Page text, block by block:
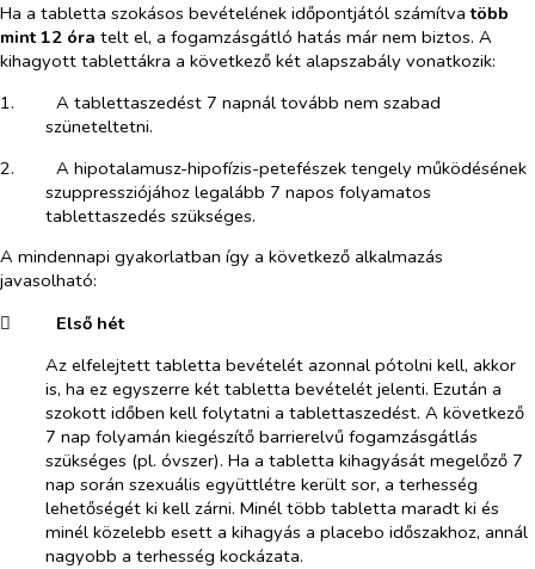
Ha a tabletta szokásos bevételének időpontjától számítvatöbb
mint 12 óra telt el, a fogamzásgátló hatás már nem biztos. A
kihagyott tablettákra a következő két alapszabály vonatkozik:
1.​
A tablettaszedést 7 napnál tovább nem szabad
szüneteltetni.
2.​
A hipotalamusz-hipofízis-petefészek tengely működésének
szuppressziójához legalább 7 napos folyamatos
tablettaszedés szükséges.
A mindennapi gyakorlatban így a következő alkalmazás
javasolható:
​
Első hét
Az elfelejtett tabletta bevételét azonnal pótolni kell, akkor
is, ha ez egyszerre két tabletta bevételét jelenti. Ezután a
szokott időben kell folytatni a tablettaszedést. A következő
7 nap folyamán kiegészítő barrierelvű fogamzásgátlás
szükséges (pl. óvszer). Ha a tabletta kihagyását megelőző 7
nap során szexuális együttlétre került sor, a terhesség
lehetőségét ki kell zárni. Minél több tabletta maradt ki és
minél közelebb esett a kihagyás a placebo időszakhoz, annál
nagyobb a terhesség kockázata.